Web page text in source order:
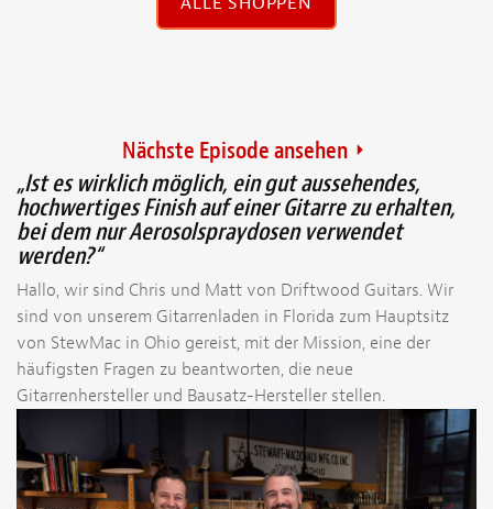
Nächste Episode ansehen
„Ist es wirklich möglich, ein gut aussehendes,
hochwertiges Finish auf einer Gitarre zu erhalten,
bei dem nur Aerosolspraydosen verwendet
werden?“
Hallo, wir sind Chris und Matt von Driftwood Guitars. Wir
sind von unserem Gitarrenladen in Florida zum Hauptsitz
von StewMac in Ohio gereist, mit der Mission, eine der
häufigsten Fragen zu beantworten, die neue
Gitarrenhersteller und Bausatz-Hersteller stellen.